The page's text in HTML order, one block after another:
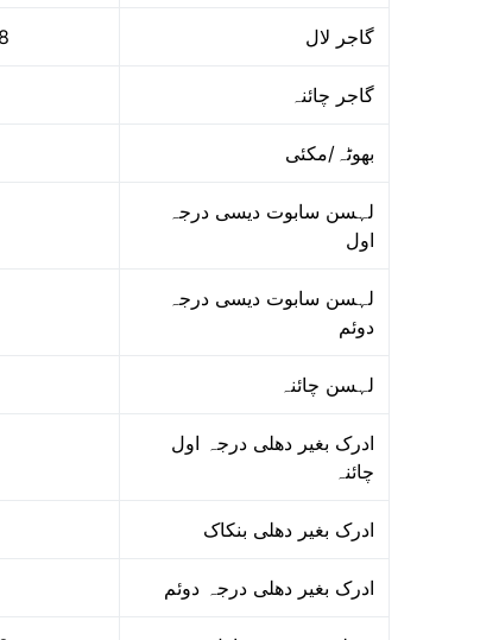
گاجر لال
گاجر چائنہ
بھوٹہ/مکئی
لہسن سابوت دیسی درجہ
اول
لہسن سابوت دیسی درجہ
دوئم
لہسن چائنہ
ادرک بغیر دھلی درجہ اول
چائنہ
ادرک بغیر دھلی بنکاک
ادرک بغیر دھلی درجہ دوئم